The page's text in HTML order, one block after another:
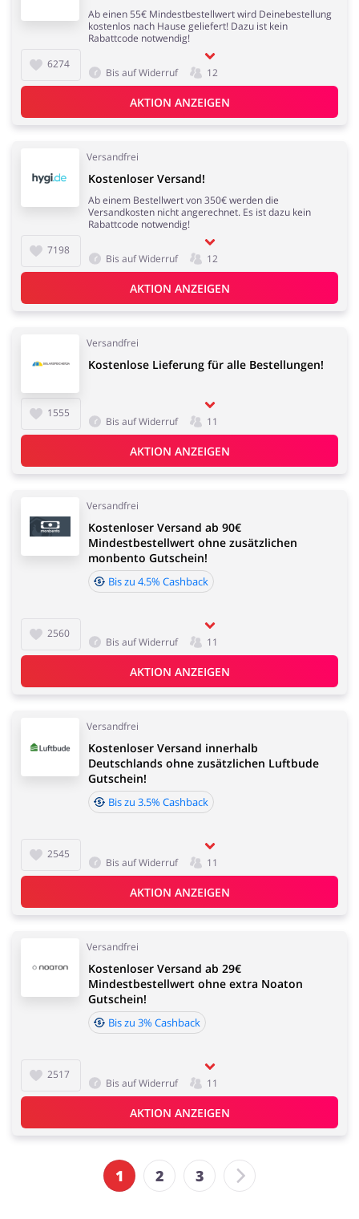
6274
Ab einen 55€ Mindestbestellwert wird Deinebestellung
kostenlos nach Hause geliefert! Dazu ist kein
Rabattcode notwendig!
Bis auf Widerruf 12
AKTION ANZEIGEN
Versandfrei
7198
Kostenloser Versand!
Ab einem Bestellwert von 350€ werden die
Versandkosten nicht angerechnet. Es ist dazu kein
Rabattcode notwendig!
Bis auf Widerruf 12
AKTION ANZEIGEN
Versandfrei
1555
Kostenlose Lieferung für alle Bestellungen!
Bis auf Widerruf 11
AKTION ANZEIGEN
Versandfrei
2560
Kostenloser Versand ab 90€
Mindestbestellwert ohne zusätzlichen
monbento Gutschein!
Bis zu 4.5% Cashback
Bis auf Widerruf 11
AKTION ANZEIGEN
Versandfrei
2545
Kostenloser Versand innerhalb
Deutschlands ohne zusätzlichen Luftbude
Gutschein!
Bis zu 3.5% Cashback
Bis auf Widerruf 11
AKTION ANZEIGEN
Versandfrei
2517
Kostenloser Versand ab 29€
Mindestbestellwert ohne extra Noaton
Gutschein!
Bis zu 3% Cashback
Bis auf Widerruf 11
AKTION ANZEIGEN
1 2 3